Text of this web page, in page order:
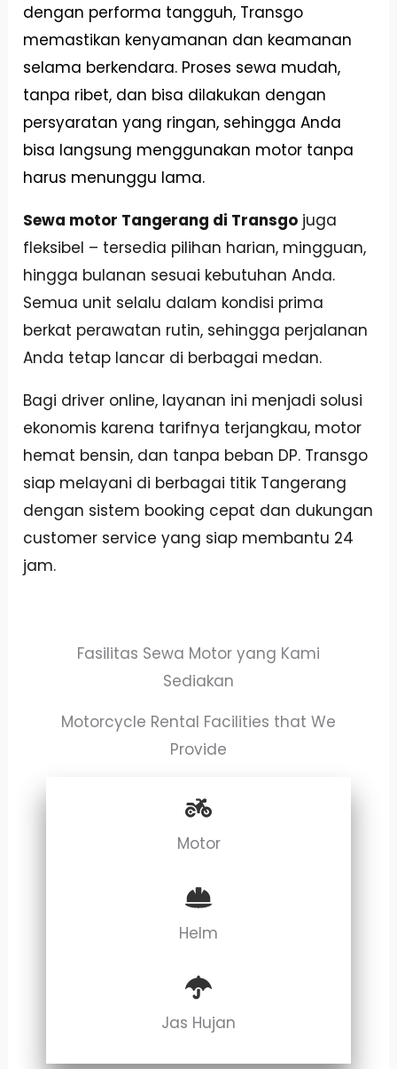
dengan performa tangguh, Transgo
memastikan kenyamanan dan keamanan
selama berkendara. Proses sewa mudah,
tanpa ribet, dan bisa dilakukan dengan
persyaratan yang ringan, sehingga Anda
bisa langsung menggunakan motor tanpa
harus menunggu lama.
Sewa motor Tangerang di Transgo juga
fleksibel – tersedia pilihan harian, mingguan,
hingga bulanan sesuai kebutuhan Anda.
Semua unit selalu dalam kondisi prima
berkat perawatan rutin, sehingga perjalanan
Anda tetap lancar di berbagai medan.
Bagi driver online, layanan ini menjadi solusi
ekonomis karena tarifnya terjangkau, motor
hemat bensin, dan tanpa beban DP. Transgo
siap melayani di berbagai titik Tangerang
dengan sistem booking cepat dan dukungan
customer service yang siap membantu 24
jam.
Fasilitas Sewa Motor yang Kami
Sediakan
Motorcycle Rental Facilities that We
Provide
Motor
Helm
Jas Hujan